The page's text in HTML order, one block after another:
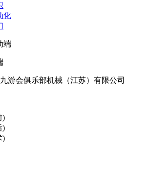
化
游会俱乐部机械（江苏）有限公司
)
)
)